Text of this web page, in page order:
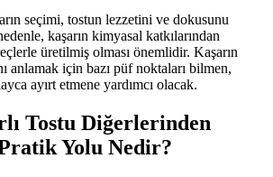
seçimi, tostun lezzetini ve dokusunu
kaşarın kimyasal katkılarından
üretilmiş olması önemlidir. Kaşarın
anlamak için bazı püf noktaları bilmen,
ayırt etmene yardımcı olacak.
Tostu Diğerlerinden
Yolu Nedir?